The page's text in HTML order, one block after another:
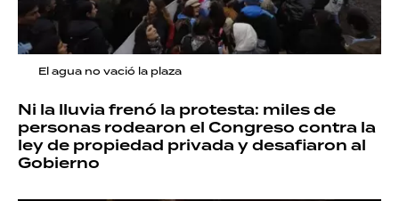
El agua no vació la plaza
Ni la lluvia frenó la protesta: miles de
personas rodearon el Congreso contra la
ley de propiedad privada y desafiaron al
Gobierno